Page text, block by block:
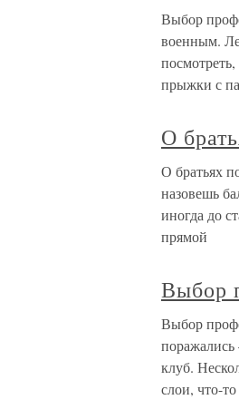
Выбор
военным.
прыжки с
О
О братьях
назовешь
иногда до
прямой
Выбор
Выбор
клуб.
слои, что-